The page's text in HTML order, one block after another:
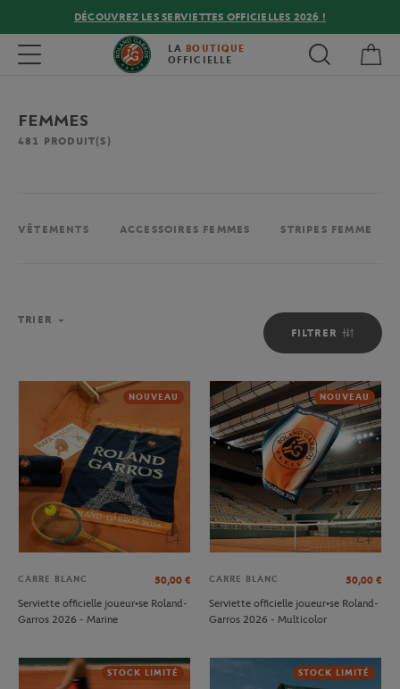
DÉCOUVREZ LES SERVIETTES OFFICIELLES 2026 !
Toggle navigation LA BOUTIQUE
OFFICIELLE
FEMMES
481 PRODUIT(S)
VÊTEMENTS ACCESSOIRES FEMMES STRIPES FEMME
FILTRER
TRIER
NOUVEAU
CARRE BLANC 50,00 €
Serviette officielle joueur•se Roland-
Garros 2026 - Marine
NOUVEAU
CARRE BLANC 50,00 €
Serviette officielle joueur•se Roland-
Garros 2026 - Multicolor
STOCK LIMITÉ STOCK LIMITÉ